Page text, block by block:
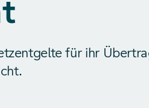
für ihr